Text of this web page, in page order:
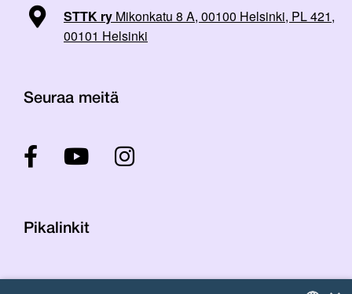
STTK ry Mikonkatu 8 A, 00100 Helsinki, PL 421,
00101 Helsinki
Seuraa meitä
Pikalinkit